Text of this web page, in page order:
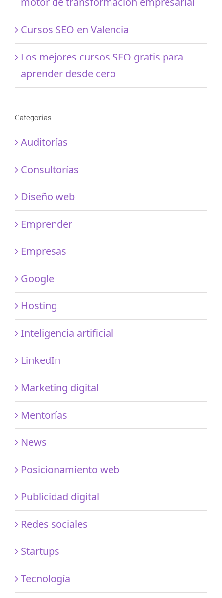
Cursos SEO en Valencia
Los mejores cursos SEO gratis para
aprender desde cero
Categorías
Auditorías
Consultorías
Diseño web
Emprender
Empresas
Google
Hosting
Inteligencia artificial
LinkedIn
Marketing digital
Mentorías
News
Posicionamiento web
Publicidad digital
Redes sociales
Startups
Tecnología